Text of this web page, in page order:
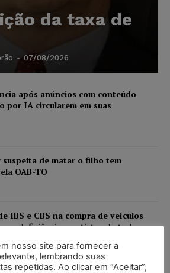
da taxa de
- 07/08/2026
após anúncios com conteúdo
por IA circularem em suas
de matar o filho tem
OAB-TO
IBS e CBS na compra de veículos
deficiência e autistas de todos os
08/2026
nosso site para fornecer a
lembrando suas
repetidas. Ao clicar em “Aceitar”,